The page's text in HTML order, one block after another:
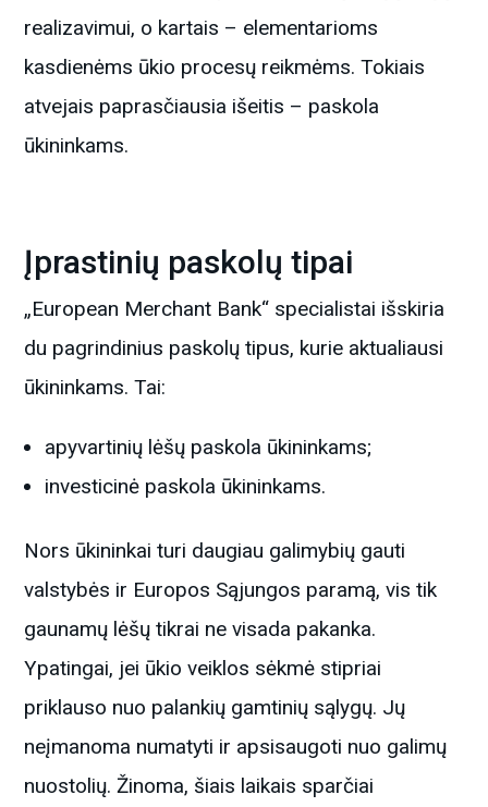
realizavimui, o kartais – elementarioms
kasdienėms ūkio procesų reikmėms. Tokiais
atvejais paprasčiausia išeitis – paskola
ūkininkams.
Įprastinių paskolų tipai
„European Merchant Bank“ specialistai išskiria
du pagrindinius paskolų tipus, kurie aktualiausi
ūkininkams. Tai:
apyvartinių lėšų paskola ūkininkams;
investicinė paskola ūkininkams.
Nors ūkininkai turi daugiau galimybių gauti
valstybės ir Europos Sąjungos paramą, vis tik
gaunamų lėšų tikrai ne visada pakanka.
Ypatingai, jei ūkio veiklos sėkmė stipriai
priklauso nuo palankių gamtinių sąlygų. Jų
neįmanoma numatyti ir apsisaugoti nuo galimų
nuostolių. Žinoma, šiais laikais sparčiai